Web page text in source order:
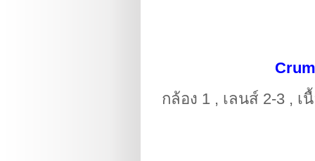
กล้อง 1 , เลนส์ 2-3 , เ